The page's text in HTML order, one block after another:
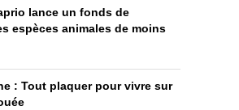
lance un fonds de
espèces animales de moins
: Tout plaquer pour vivre sur